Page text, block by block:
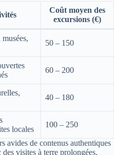
Coût moyen des
excursions (€)
50 – 150
60 – 200
40 – 180
locales
100 – 250
avides de contenus authentiques
visites à terre prolongées,